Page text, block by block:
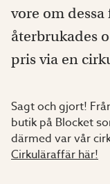
vore om
återbrukades
pris via en
Sagt och gjort!
butik på Blocket
därmed var vår
Cirkuläraffär här!